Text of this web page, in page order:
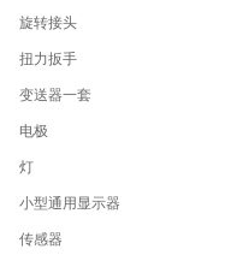
旋转接头
扭力扳手
变送器一套
电极
灯
小型通用显示器
传感器